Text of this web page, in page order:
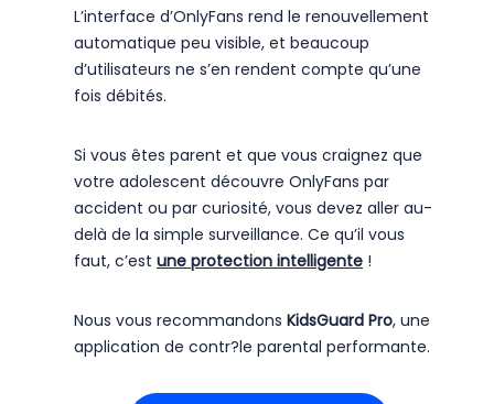
L’interface d’OnlyFans rend le renouvellement
automatique peu visible, et beaucoup
d’utilisateurs ne s’en rendent compte qu’une
fois débités.
Si vous êtes parent et que vous craignez que
votre adolescent découvre OnlyFans par
accident ou par curiosité, vous devez aller au-
delà de la simple surveillance. Ce qu’il vous
faut, c’est une protection intelligente !
Nous vous recommandons KidsGuard Pro, une
application de contr?le parental performante.